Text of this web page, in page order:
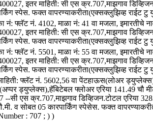
इतर माहिती: सी एस क्र.707,माझगाव
स्पेस. फक्त वापरण्याकरीता(एक्सक्लुझिव्ह
नं: फ्लॅट नं. 4102, माळा नं: 41 वा मजला, इमारतीचे
इतर माहिती: सी एस क्र.707,माझगाव
स्पेस. फक्त वापरण्याकरीता(एक्सक्लुझिव्ह
नं: फ्लॅट नं. 5501, माळा नं: 55 वा मजला, इमारतीचे
इतर माहिती: सी एस क्र.707,माझगाव
स्पेस. फक्त वापरण्याकरीता(एक्सक्लुझिव्ह
फ्लॅट नं. 5602,56 वा पेंटहाऊस(लोअर
ड्युप्लेक्स),हॅबिटेबल फ्लोअर एरिया 141.49 चौ
एस क्र.707,माझगाव डिव्हिजन.टोटल एरिया
व सोबत 05 कारपार्किंग स्पेसेस. फक्त
: 707 ; ) )